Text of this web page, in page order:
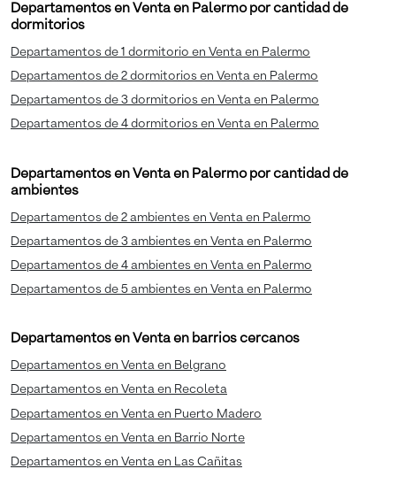
Departamentos en Venta en Palermo por cantidad de
dormitorios
Departamentos de 1 dormitorio en Venta en Palermo
Departamentos de 2 dormitorios en Venta en Palermo
Departamentos de 3 dormitorios en Venta en Palermo
Departamentos de 4 dormitorios en Venta en Palermo
Departamentos en Venta en Palermo por cantidad de
ambientes
Departamentos de 2 ambientes en Venta en Palermo
Departamentos de 3 ambientes en Venta en Palermo
Departamentos de 4 ambientes en Venta en Palermo
Departamentos de 5 ambientes en Venta en Palermo
Departamentos en Venta en barrios cercanos
Departamentos en Venta en Belgrano
Departamentos en Venta en Recoleta
Departamentos en Venta en Puerto Madero
Departamentos en Venta en Barrio Norte
Departamentos en Venta en Las Cañitas